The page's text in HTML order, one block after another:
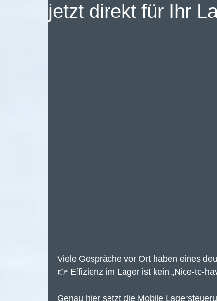
jetzt direkt für Ihr
Viele Gespräche vor Ort haben eines
👉 Effizienz im Lager ist kein „Nice-to-
Genau hier setzt die Mobile